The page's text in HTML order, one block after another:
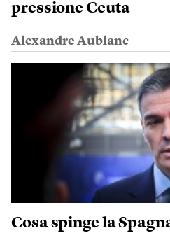
pressione Ceuta
Alexandre Aublanc
Cosa spinge la